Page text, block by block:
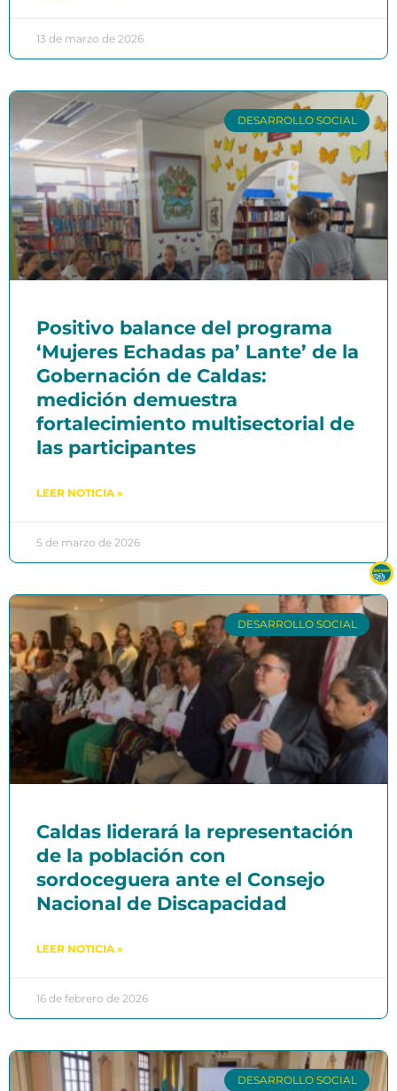
13 de marzo de 2026
DESARROLLO SOCIAL
Positivo balance del programa
‘Mujeres Echadas pa’ Lante’ de la
Gobernación de Caldas:
medición demuestra
fortalecimiento multisectorial de
las participantes
LEER NOTICIA »
5 de marzo de 2026
DESARROLLO SOCIAL
Caldas liderará la representación
de la población con
sordoceguera ante el Consejo
Nacional de Discapacidad
LEER NOTICIA »
16 de febrero de 2026
DESARROLLO SOCIAL